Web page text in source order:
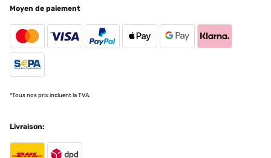
Der Tisch ist sehr schön, stabil und wird gut verpackt geliefert.
Amazon-Benutzer
Moyen de paiement
*Tous nos prix incluent la TVA.
Livraison: